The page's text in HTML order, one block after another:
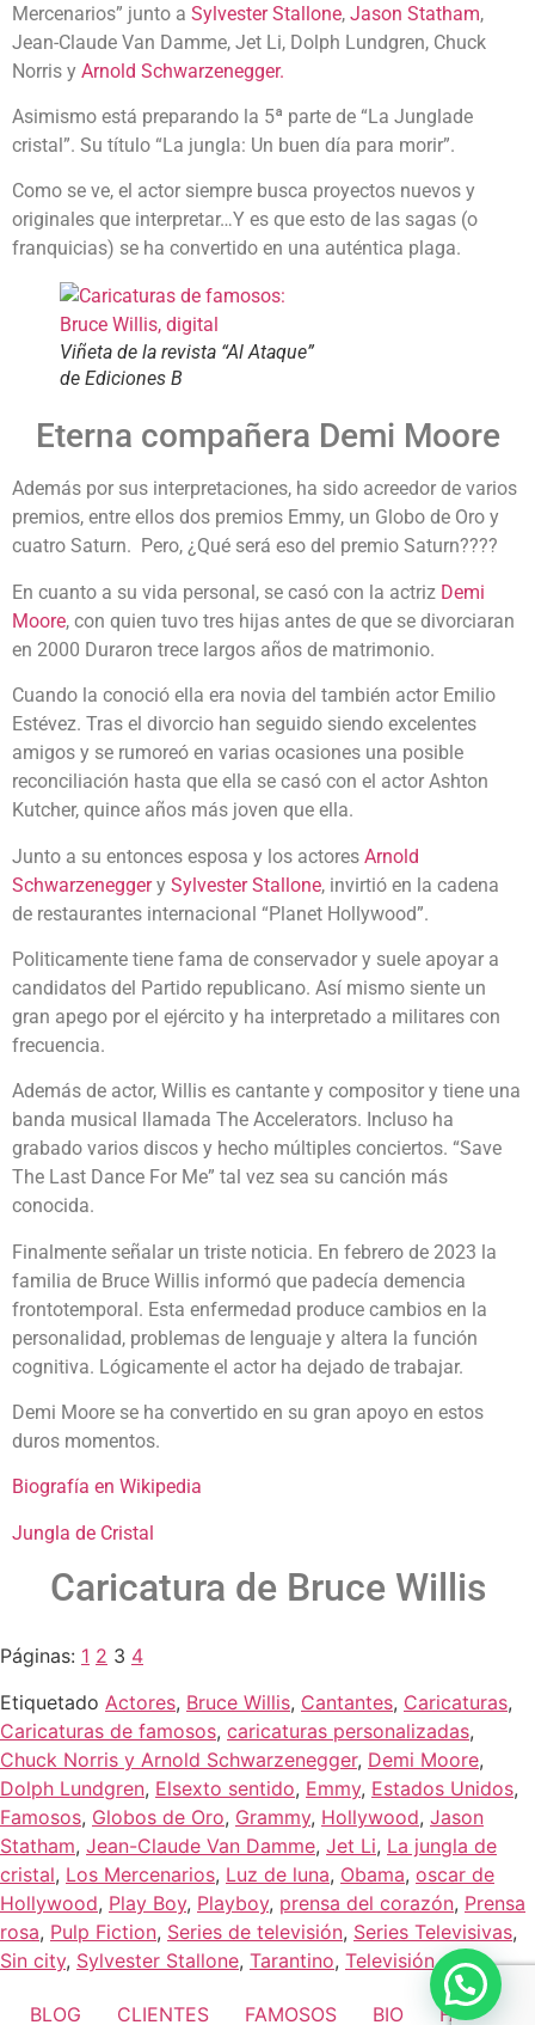
Mercenarios” junto a Sylvester Stallone, Jason Statham,
Jean-Claude Van Damme, Jet Li, Dolph Lundgren, Chuck
Norris y Arnold Schwarzenegger.
Asimismo está preparando la 5ª parte de “La Junglade
cristal”. Su título “La jungla: Un buen día para morir”.
Como se ve, el actor siempre busca proyectos nuevos y
originales que interpretar…Y es que esto de las sagas (o
franquicias) se ha convertido en una auténtica plaga.
Viñeta de la revista “Al Ataque”
de Ediciones B
Eterna compañera Demi Moore
Además por sus interpretaciones, ha sido acreedor de varios
premios, entre ellos dos premios Emmy, un Globo de Oro y
cuatro Saturn. Pero, ¿Qué será eso del premio Saturn????
En cuanto a su vida personal, se casó con la actriz Demi
Moore, con quien tuvo tres hijas antes de que se divorciaran
en 2000 Duraron trece largos años de matrimonio.
Cuando la conoció ella era novia del también actor Emilio
Estévez. Tras el divorcio han seguido siendo excelentes
amigos y se rumoreó en varias ocasiones una posible
reconciliación hasta que ella se casó con el actor Ashton
Kutcher, quince años más joven que ella.
Junto a su entonces esposa y los actores Arnold
Schwarzeneggery Sylvester Stallone, invirtió en la cadena
de restaurantes internacional “Planet Hollywood”.
Politicamente tiene fama de conservador y suele apoyar a
candidatos del Partido republicano. Así mismo siente un
gran apego por el ejército y ha interpretado a militares con
frecuencia.
Además de actor, Willis es cantante y compositor y tiene una
banda musical llamada The Accelerators. Incluso ha
grabado varios discos y hecho múltiples conciertos. “Save
The Last Dance For Me” tal vez sea su canción más
conocida.
Finalmente señalar un triste noticia. En febrero de 2023 la
familia de Bruce Willis informó que padecía demencia
frontotemporal. Esta enfermedad produce cambios en la
personalidad, problemas de lenguaje y altera la función
cognitiva. Lógicamente el actor ha dejado de trabajar.
Demi Moore se ha convertido en su gran apoyo en estos
duros momentos.
Biografía en Wikipedia
Jungla de Cristal
Caricatura de Bruce Willis
Páginas: 1 2 3 4
Etiquetado Actores, Bruce Willis, Cantantes, Caricaturas,
Caricaturas de famosos, caricaturas personalizadas,
Chuck Norris y Arnold Schwarzenegger, Demi Moore,
Dolph Lundgren, Elsexto sentido, Emmy, Estados Unidos,
Famosos, Globos de Oro, Grammy, Hollywood, Jason
Statham, Jean-Claude Van Damme, Jet Li, La jungla de
cristal, Los Mercenarios, Luz de luna, Obama, oscar de
Hollywood, Play Boy, Playboy, prensa del corazón, Prensa
rosa, Pulp Fiction, Series de televisión, Series Televisivas,
Sin city, Sylvester Stallone, Tarantino, Televisión
BLOG CLIENTES FAMOSOS BIO FAQ